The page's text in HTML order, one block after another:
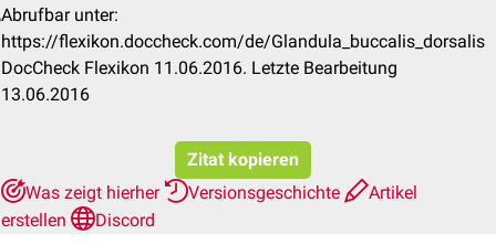
Abrufbar unter:
https://flexikon.doccheck.com/de/Glandula_buccalis_dorsalis
DocCheck Flexikon 11.06.2016. Letzte Bearbeitung
13.06.2016
Zitat kopieren
Was zeigt hierher
Versionsgeschichte
Artikel
erstellen
Discord